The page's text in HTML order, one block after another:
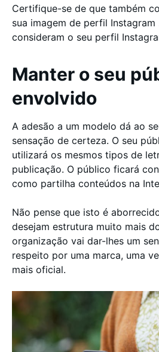
Certifique-se de que também
sua imagem de perfil Instagram
consideram o seu perfil
Manter o seu
envolvido
A adesão a um modelo dá ao
sensação de certeza. O seu
utilizará os mesmos tipos de
publicação. O público ficará
como partilha conteúdos na
Não pense que isto é
desejam estrutura muito mais
organização vai dar-lhes um
respeito por uma marca, uma
mais oficial.